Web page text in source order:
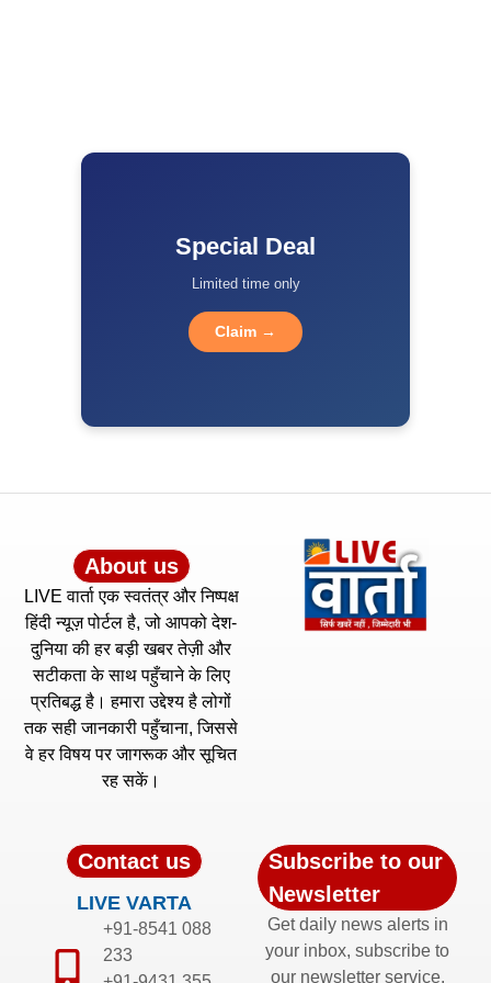
Special Deal
Limited time only
Claim →
About us
LIVE वार्ता एक स्वतंत्र और निष्पक्ष
हिंदी न्यूज़ पोर्टल है, जो आपको देश-
दुनिया की हर बड़ी खबर तेज़ी और
सटीकता के साथ पहुँचाने के लिए
प्रतिबद्ध है। हमारा उद्देश्य है लोगों
तक सही जानकारी पहुँचाना, जिससे
वे हर विषय पर जागरूक और सूचित
रह सकें।
Contact us
LIVE VARTA
+91-8541 088
233
Subscribe to our
Newsletter
Get daily news alerts in
your inbox, subscribe to
our newsletter service.